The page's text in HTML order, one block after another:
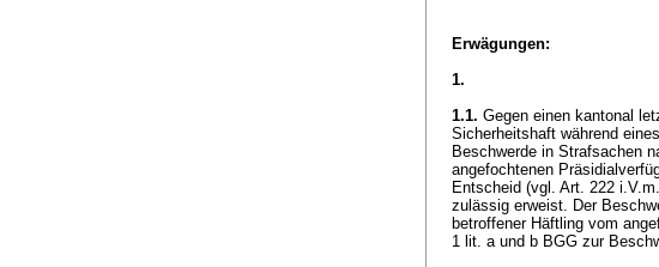
Erwägungen:
1.
1.1. Gegen einen kantonal
Sicherheitshaft während
Beschwerde in Strafsachen
angefochtenen
Entscheid (vgl. Art. 222 i.V.m.
zulässig erweist. Der
betroffener Häftling vom
1 lit. a und b BGG zur